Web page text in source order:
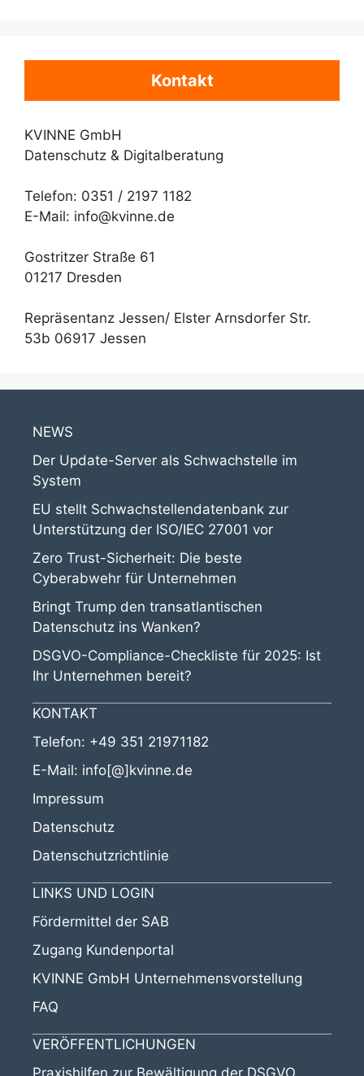
Kontakt
KVINNE GmbH
Datenschutz & Digitalberatung
Telefon: 0351 / 2197 1182
E-Mail: info@kvinne.de
Gostritzer Straße 61
01217 Dresden
Repräsentanz Jessen/ Elster Arnsdorfer Str.
53b 06917 Jessen
NEWS
Der Update-Server als Schwachstelle im
System
EU stellt Schwachstellendatenbank zur
Unterstützung der ISO/IEC 27001 vor
Zero Trust-Sicherheit: Die beste
Cyberabwehr für Unternehmen
Bringt Trump den transatlantischen
Datenschutz ins Wanken?
DSGVO-Compliance-Checkliste für 2025: Ist
Ihr Unternehmen bereit?
KONTAKT
Telefon: +49 351 21971182
E-Mail: info[@]kvinne.de
Impressum
Datenschutz
Datenschutzrichtlinie
LINKS UND LOGIN
Fördermittel der SAB
Zugang Kundenportal
KVINNE GmbH Unternehmensvorstellung
FAQ
VERÖFFENTLICHUNGEN
Praxishilfen zur Bewältigung der DSGVO